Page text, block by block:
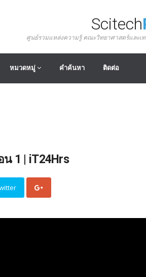
Scitech
ศูนย์รวมแหล่งความรู้ คณะวิทยาศาสตร์และเ
หมวดหมู่ คำค้นหา ติดต่อ
น 1 | iT24Hrs